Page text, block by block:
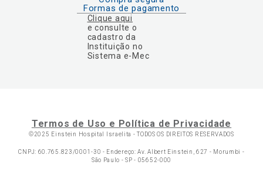
Formas de pagamento
Clique aqui
e consulte o
cadastro da
Instituição no
Sistema e-Mec
Termos de Uso e Política de Privacidade
©2025 Einstein Hospital Israelita -TODOS OS DIREITOS RESERVADOS
CNPJ: 60.765.823/0001-30 - Endereço: Av. Albert Einstein, 627 - Morumbi -
São Paulo - SP - 05652-000